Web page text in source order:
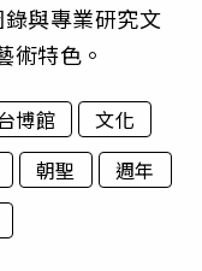
與專業研究文
術特色。
博館
文化
朝聖
週年